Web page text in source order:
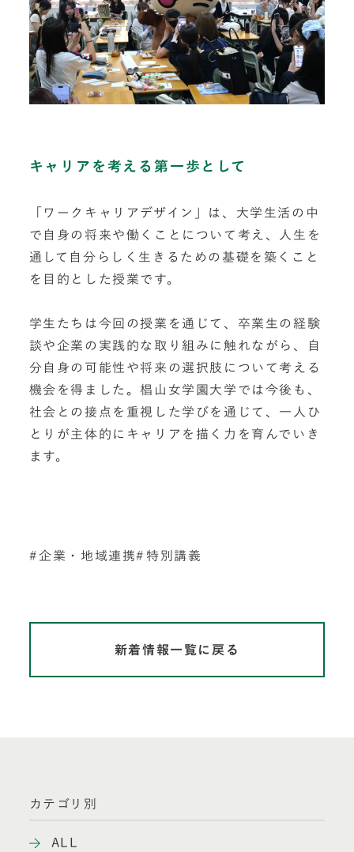
キャリアを考える第一歩として
「ワークキャリアデザイン」は、大学生活の中
で自身の将来や働くことについて考え、人生を
通して自分らしく生きるための基礎を築くこと
を目的とした授業です。
学生たちは今回の授業を通じて、卒業生の経験
談や企業の実践的な取り組みに触れながら、自
分自身の可能性や将来の選択肢について考える
機会を得ました。椙山女学園大学では今後も、
社会との接点を重視した学びを通じて、一人ひ
とりが主体的にキャリアを描く力を育んでいき
ます。
企業・地域連携 特別講義
新着情報一覧に戻る
カテゴリ別
ALL